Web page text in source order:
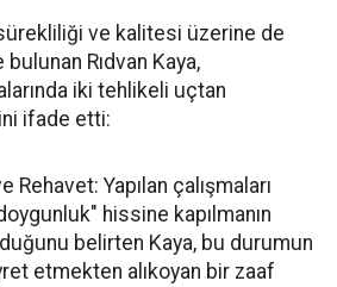
ve kalitesi üzerine de
Rıdvan Kaya,
iki tehlikeli uçtan
ifade etti:
Yapılan çalışmaları
hissine kapılmanın
belirten Kaya, bu durumun
etmekten alıkoyan bir zaaf